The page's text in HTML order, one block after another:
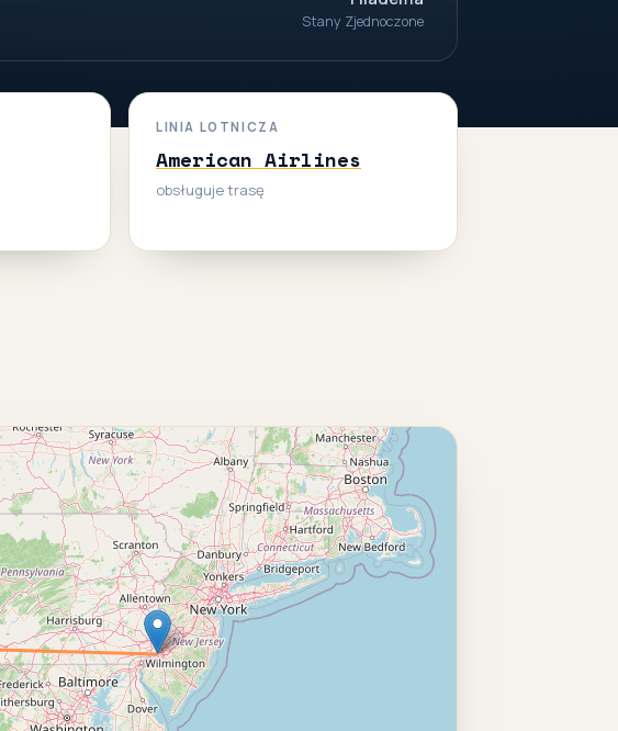
Stany Zjednoczone
LINIA LOTNICZA
American Airlines
obsługuje trasę